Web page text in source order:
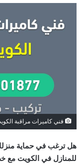
فني كاميرات مراقبة
هل ترغب في حماية
للمنازل في الكويت مع